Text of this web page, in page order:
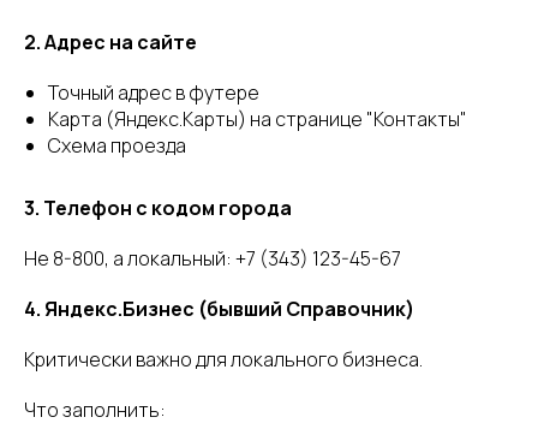
2. Адрес на сайте
Точный адрес в футере
Карта (Яндекс.Карты) на странице "Контакты"
Схема проезда
3. Телефон с кодом города
Не 8-800, а локальный: +7 (343) 123-45-67
4. Яндекс.Бизнес (бывший Справочник)
Критически важно для локального бизнеса.
Что заполнить: